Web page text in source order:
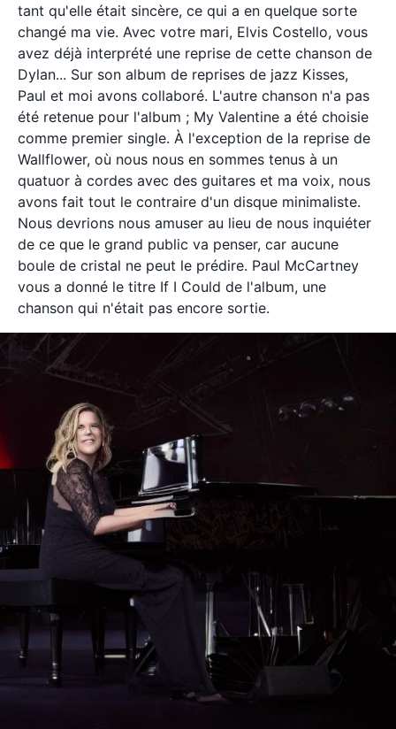
tant qu'elle était sincère, ce qui a en quelque sorte
changé ma vie. Avec votre mari, Elvis Costello, vous
avez déjà interprété une reprise de cette chanson de
Dylan... Sur son album de reprises de jazz Kisses,
Paul et moi avons collaboré. L'autre chanson n'a pas
été retenue pour l'album ; My Valentine a été choisie
comme premier single. À l'exception de la reprise de
Wallflower, où nous nous en sommes tenus à un
quatuor à cordes avec des guitares et ma voix, nous
avons fait tout le contraire d'un disque minimaliste.
Nous devrions nous amuser au lieu de nous inquiéter
de ce que le grand public va penser, car aucune
boule de cristal ne peut le prédire. Paul McCartney
vous a donné le titre If I Could de l'album, une
chanson qui n'était pas encore sortie.